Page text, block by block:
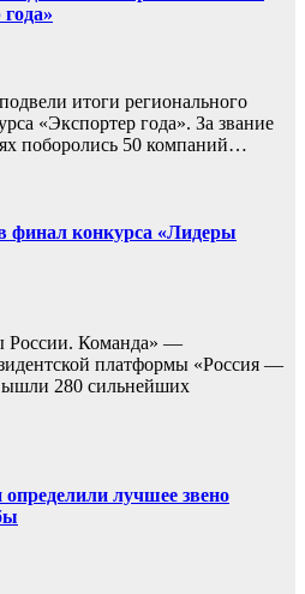
итоги регионального
«Экспортер года». За звание
поборолись 50 компаний…
финал конкурса «Лидеры
России. Команда» —
платформы «Россия —
280 сильнейших
лучшее звено